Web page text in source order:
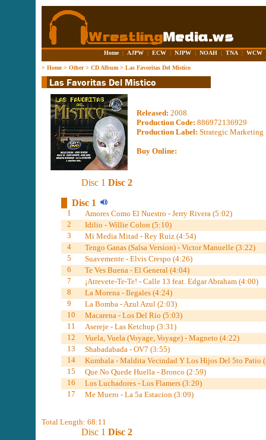
Home | AJPW | ECW | NJPW | NOAH | TNA | WCW
> Home> Other> CD Album > Las Favoritas Del Mistico
Released: 2008
Production Code: 886972136929
Production Label: Strategic Marketing
Buy Online:
Disc 1 Disc 2
Disc 1
1
Amores Como El Nuestro - Jerry Rivera (5:02)
2
Idilio - Willie Colon (5:10)
3
Mi Media Mitad - Rey Ruiz (4:54)
4
Tengo Ganas (Salsa Version) - Victor Manuelle (3:22)
5
Suavemente - Elvis Crespo (4:26)
6
Te Ves Buena - El General (4:04)
7
¡Atrevete-Te-Te! - Calle 13 feat. Edgar Abraham (4:00)
8
La Morena - Ilegales (4:24)
9
La Bomba - Azul Azul (2:03)
10
Macarena - Los Del Rio (5:03)
11
Asereje - Las Ketchup (3:31)
12
Vuela, Vuela (Voyage, Voyage) - Magneto (4:22)
13
Shabadabada - OV7 (3:55)
14
Kumbala - Maldita Vecindad Y Los Hijos Del 5to Patio
15
Que No Quede Huella - Bronco (2:59)
16
Los Luchadores - Los Flamers (3:20)
17
Me Muero - La 5a Estacion (3:09)
Total Length: 68:11
Disc 1 Disc 2